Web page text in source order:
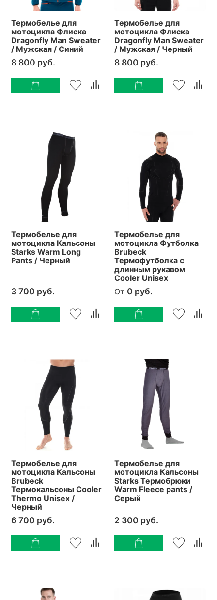
Термобелье для
мотоцикла Флиска
Dragonfly Man Sweater
/ Мужская / Синий
8 800 руб.
Термобелье для
мотоцикла Флиска
Dragonfly Man Sweater
/ Мужская / Черный
8 800 руб.
Термобелье для
мотоцикла Кальсоны
Starks Warm Long
Pants / Черный
3 700 руб.
Термобелье для
мотоцикла Футболка
Brubeck
Термофутболка с
длинным рукавом
Cooler Unisex
От 0 руб.
Термобелье для
мотоцикла Кальсоны
Brubeck
Термокальсоны Cooler
Thermo Unisex /
Черный
6 700 руб.
Термобелье для
мотоцикла Кальсоны
Starks Термобрюки
Warm Fleece pants /
Серый
2 300 руб.